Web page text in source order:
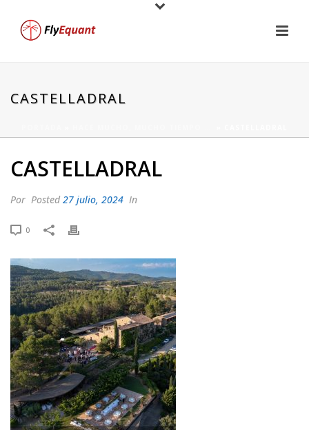
CASTELLADRAL
CASTELLADRAL
Por Posted27 julio, 2024 In
0